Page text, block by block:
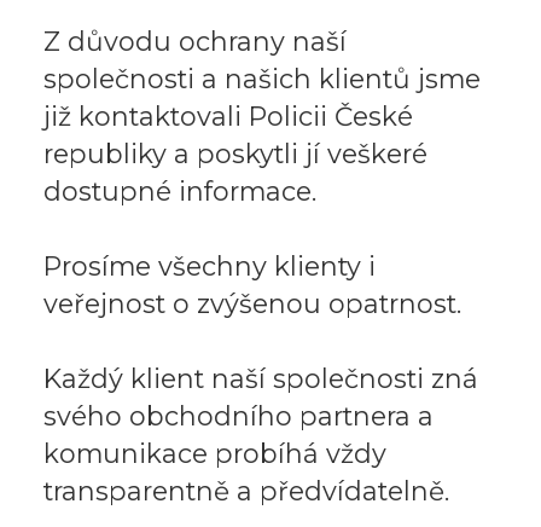
Z důvodu ochrany naší
společnosti a našich klientů jsme
již kontaktovali Policii České
republiky a poskytli jí veškeré
dostupné informace.
Prosíme všechny klienty i
veřejnost o zvýšenou opatrnost.
Každý klient naší společnosti zná
svého obchodního partnera a
komunikace probíhá vždy
transparentně a předvídatelně.